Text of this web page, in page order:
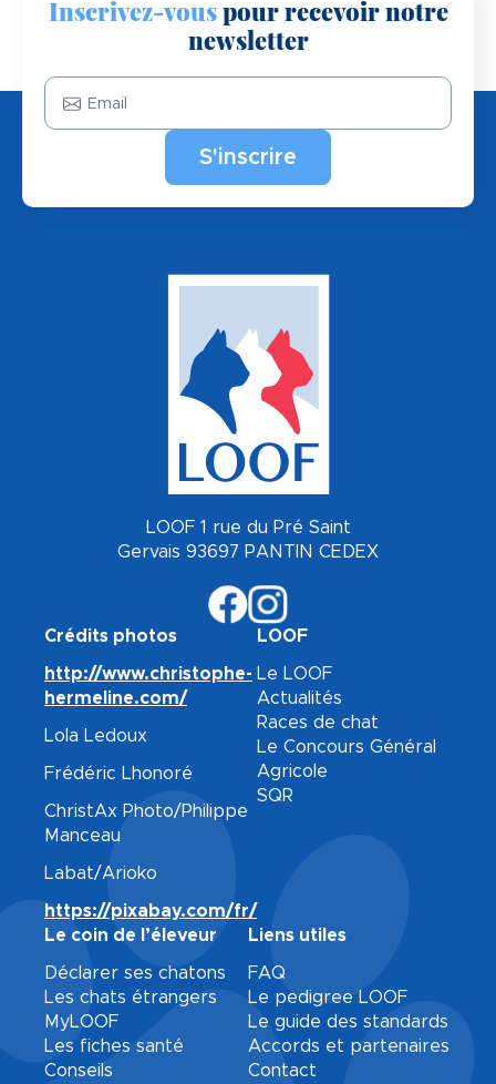
Inscrivez-vouspour recevoir notre
newsletter
LOOF 1 rue du Pré Saint
Gervais 93697 PANTIN CEDEX
Crédits photos
http://www.christophe-
hermeline.com/
Lola Ledoux
Frédéric Lhonoré
ChristAx Photo/Philippe
Manceau
Labat/Arioko
https://pixabay.com/fr/
LOOF
Le LOOF
Actualités
Races de chat
Le Concours Général
Agricole
SQR
Le coin de l’éleveur
Déclarer ses chatons
Les chats étrangers
MyLOOF
Les fiches santé
Conseils
Liens utiles
FAQ
Le pedigree LOOF
Le guide des standards
Accords et partenaires
Contact